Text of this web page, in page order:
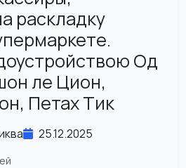
раскладку
Од
ле Цион,
Петах Тик
25.12.2025